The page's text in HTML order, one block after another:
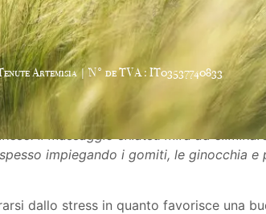
Il massaggio shiatsu mira ad
impiegando i gomiti, le ginocchia
dallo stress in quanto favorisce una
Artemisia | N° de TVA : IT03537740833